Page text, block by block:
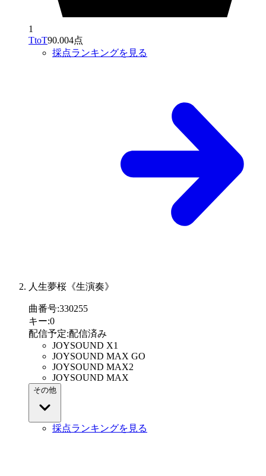
1
TtoT90.004点
採点ランキングを見る
人生夢桜《生演奏》
曲番号:330255
キー:0
配信予定:配信済み
JOYSOUND X1
JOYSOUND MAX GO
JOYSOUND MAX2
JOYSOUND MAX
その他
採点ランキングを見る